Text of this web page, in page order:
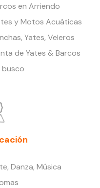
en Arriendo
y Motos Acuáticas
Yates, Veleros
de Yates & Barcos
busco
Danza, Música